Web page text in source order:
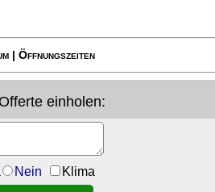
| Öffnungszeiten
Offerte einholen:
Nein Klima